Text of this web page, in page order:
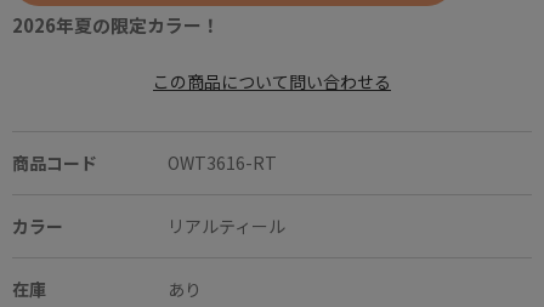
2026年夏の限定カラー！
商品コード OWT3616-RT
カラー リアルティール
在庫 あり
この商品について問い合わせる